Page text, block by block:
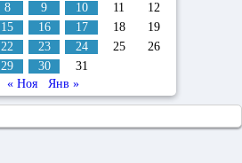
8 9 10 11
12
15 16 17 18
19
22 23 24 25
26
29 30
31
« Ноя
Янв »